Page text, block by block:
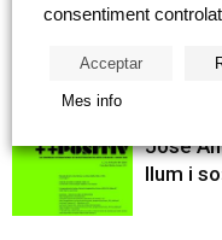
les
José
llum i
consentiment
Acceptar
Mes info